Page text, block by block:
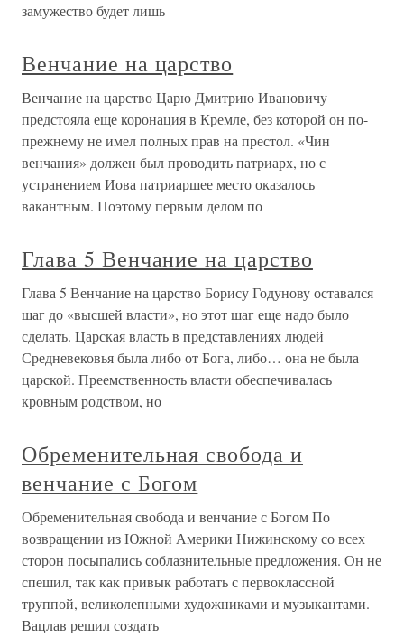
замужество будет лишь
Венчание на царство
Венчание на царство Царю Дмитрию Ивановичу
предстояла еще коронация в Кремле, без которой он по-
прежнему не имел полных прав на престол. «Чин
венчания» должен был проводить патриарх, но с
устранением Иова патриаршее место оказалось
вакантным. Поэтому первым делом по
Глава 5 Венчание на царство
Глава 5 Венчание на царство Борису Годунову оставался
шаг до «высшей власти», но этот шаг еще надо было
сделать. Царская власть в представлениях людей
Средневековья была либо от Бога, либо… она не была
царской. Преемственность власти обеспечивалась
кровным родством, но
Обременительная свобода и
венчание с Богом
Обременительная свобода и венчание с Богом По
возвращении из Южной Америки Нижинскому со всех
сторон посыпались соблазнительные предложения. Он не
спешил, так как привык работать с первоклассной
труппой, великолепными художниками и музыкантами.
Вацлав решил создать